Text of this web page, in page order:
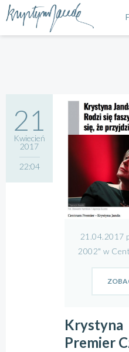
21
Kwiecień
2017
22:04
21.04.2017
2002" w
Krystyna
Premier